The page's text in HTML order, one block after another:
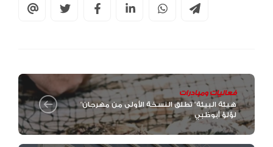
فعاليات ومبادرات
"هيئة البيئة" تطلق النسخة الأولى من مهرجان
لؤلؤ أبوظبي